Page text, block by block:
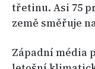
třetinu. Asi 75
země směřuje
Západní média